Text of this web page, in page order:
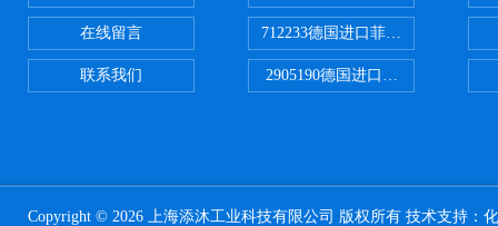
在线留言
联系我们
712233德国进口菲尼克斯断路器
2905190德国进口菲尼克斯继电器
Copyright © 2026 上海添沐工业科技有限公司 版权所有 技术支持：